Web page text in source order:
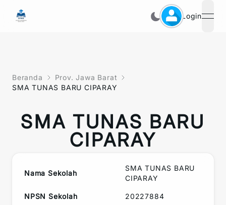
Login
Beranda
Prov. Jawa Barat
SMA TUNAS BARU CIPARAY
SMA TUNAS BARU
CIPARAY
Nama Sekolah
SMA TUNAS BARU
CIPARAY
NPSN Sekolah 20227884